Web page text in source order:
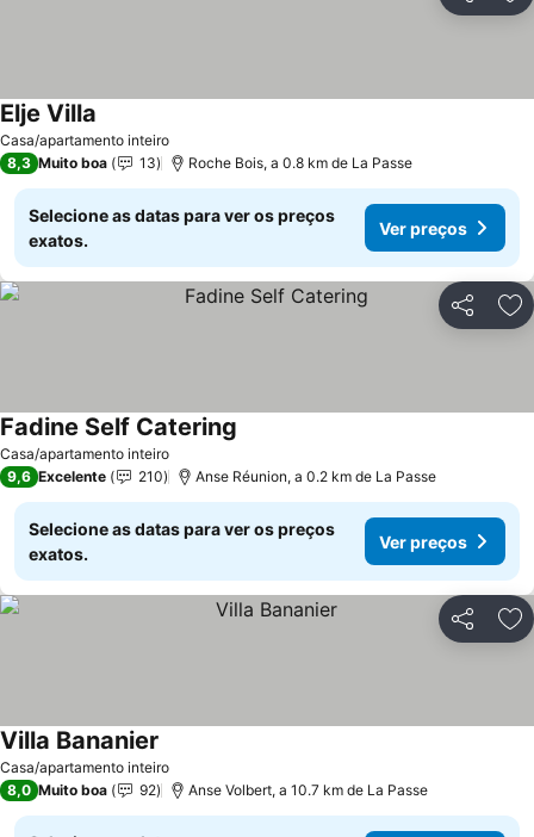
Casa/apartamento inteiro
Elje Villa
8,3 Muito boa 13 Roche Bois, a 0.8 km de La Passe
Selecione as datas para ver os preços
exatos.
Ver preços
Partilhar
Casa/apartamento inteiro
Fadine Self Catering
9,6 Excelente 210 Anse Réunion, a 0.2 km de La Passe
Selecione as datas para ver os preços
exatos.
Ver preços
Partilhar
Casa/apartamento inteiro
Villa Bananier
8,0 Muito boa 92 Anse Volbert, a 10.7 km de La Passe